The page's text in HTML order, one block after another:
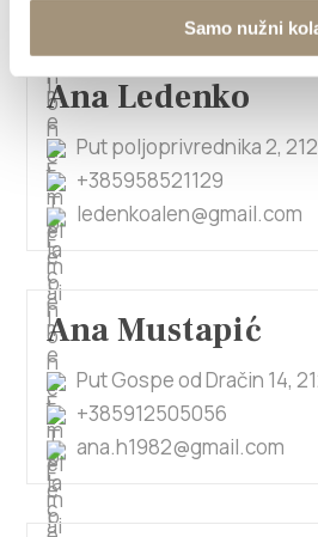
Samo nužni
Ana Ledenko
Put poljoprivrednika 2,
+385958521129
ledenkoalen@gmail.com
Ana Mustapić
Put Gospe od Dračin 14,
+385912505056
ana.h1982@gmail.com